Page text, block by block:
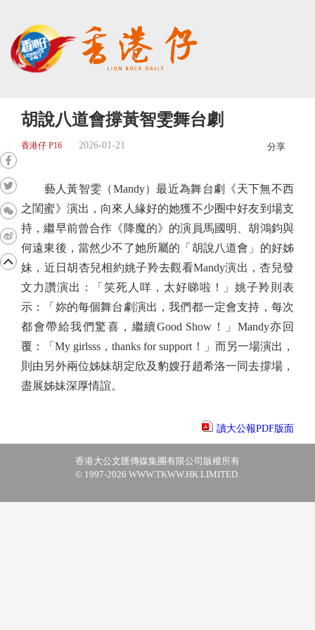
胡說八道會撐黃智雯舞台劇
香港仔 P16 2026-01-21 分享
藝人黃智雯（Mandy）最近為舞台劇《天下無不西
之閨蜜》演出，向來人緣好的她獲不少圈中好友到場支
持，繼早前曾合作《降魔的》的演員馬國明、胡鴻鈞與
何遠東後，當然少不了她所屬的「胡說八道會」的好姊
妹，近日胡杏兒相約姚子羚去觀看Mandy演出，杏兒發
文力讚演出：「笑死人咩，太好睇啦！」姚子羚則表
示：「妳的每個舞台劇演出，我們都一定會支持，每次
都會帶給我們驚喜，繼續Good Show！」Mandy亦回
覆：「My girlsss，thanks for support！」而另一場演出，
則由另外兩位姊妹胡定欣及豹嫂孖趙希洛一同去撐場，
盡展姊妹深厚情誼。
讀大公報PDF版面
香港大公文匯傳媒集團有限公司版權所有
© 1997-2026 WWW.TKWW.HK LIMITED.